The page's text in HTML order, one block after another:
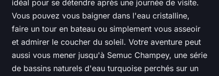
idéal pour se détendre après une journée de visite.
Vous pouvez vous baigner dans l'eau cristalline,
faire un tour en bateau ou simplement vous asseoir
et admirer le coucher du soleil. Votre aventure peut
aussi vous mener jusqu'à Semuc Champey, une série
de bassins naturels d'eau turquoise perchés sur un